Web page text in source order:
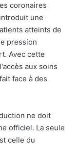
coronaires
une
atteints de
pression
Avec cette
aux soins
face à des
ne doit
officiel. La seule
celle du